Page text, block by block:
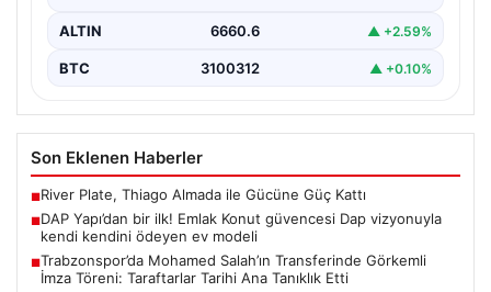
ALTIN 6660.6 ▲ +2.59%
BTC 3100312 ▲ +0.10%
Son Eklenen Haberler
■River Plate, Thiago Almada ile Gücüne Güç Kattı
■DAP Yapı’dan bir ilk! Emlak Konut güvencesi Dap vizyonuyla
kendi kendini ödeyen ev modeli
■Trabzonspor’da Mohamed Salah’ın Transferinde Görkemli
İmza Töreni: Taraftarlar Tarihi Ana Tanıklık Etti